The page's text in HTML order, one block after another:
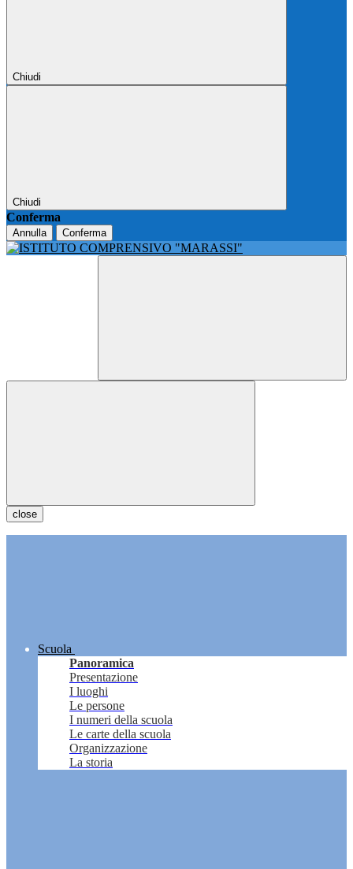
Chiudi
Chiudi
Conferma
Annulla Conferma
close
Scuola
Panoramica
Presentazione
I luoghi
Le persone
I numeri della scuola
Le carte della scuola
Organizzazione
La storia